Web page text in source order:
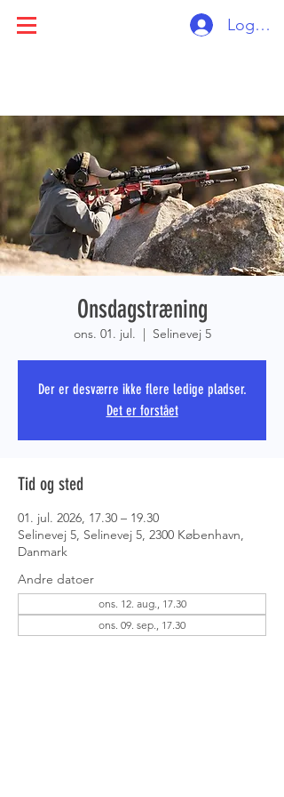
Log ind
Onsdagstræning
ons. 01. jul.
  |
Selinevej 5
Der er desværre ikke flere ledige pladser.
Det er forstået
Tid og sted
01. jul. 2026, 17.30 – 19.30
Selinevej 5, Selinevej 5, 2300 København,
Danmark
Andre datoer
ons. 12. aug., 17.30
ons. 09. sep., 17.30